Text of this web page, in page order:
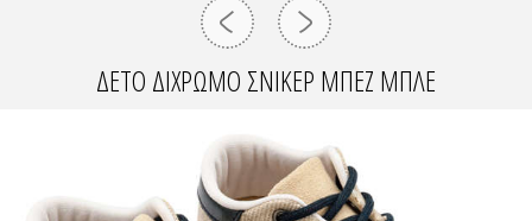
ΔΕΤΌ ΔΊΧΡΩΜΟ ΣΝΊΚΕΡ ΜΠΕΖ ΜΠΛΕ